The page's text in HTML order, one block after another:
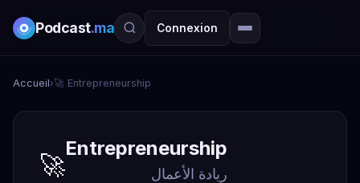
Podcast.ma Connexion
Accueil›🚀 Entrepreneurship
🚀
Entrepreneurship
ريادة الأعمال